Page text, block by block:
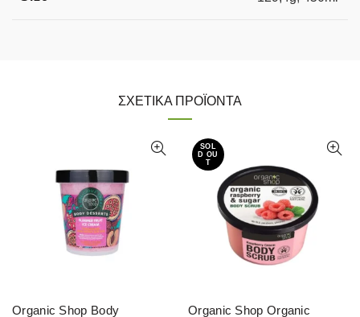
ΣΧΕΤΙΚΆ ΠΡΟΪΌΝΤΑ
Organic Shop Body
SOL
D OU
T
Organic Shop Organic